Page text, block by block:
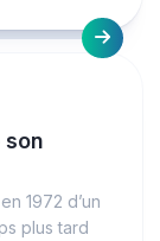
son
1972 d’un
plus tard